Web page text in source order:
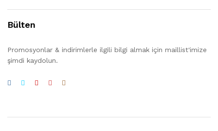
Bülten
Promosyonlar & indirimlerle ilgili bilgi almak için maillist'imize
şimdi kaydolun.